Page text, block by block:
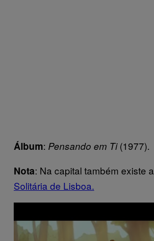
Álbum: Pensando em Ti(1977).
Nota: Na capital também existe a
Solitária de Lisboa.
a